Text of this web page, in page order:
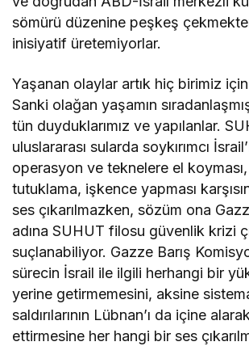
sömürü düzenine peşkeş
inisiyatif üretemiyorlar.
Yaşanan olaylar artık hiç birimiz için
Sanki olağan yaşamın
tün duyduklarımız ve yapılanlar.
uluslararası sularda soykırımcı
operasyon ve teknelere el
tutuklama, işkence yapması
ses çıkarılmazken, sözüm ona
adına SUHUT filosu güvenlik krizi
suçlanabiliyor. Gazze Barış
sürecin İsrail ile ilgili herhangi bir
yerine getirmemesini, aksine
saldırılarının Lübnan’ı da içine
ettirmesine her hangi bir ses